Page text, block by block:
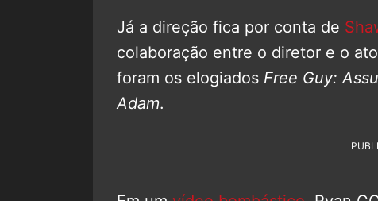
Já a direção fica por conta de
colaboração entre o diretor e o
foram os elogiados Free Guy:
Adam.